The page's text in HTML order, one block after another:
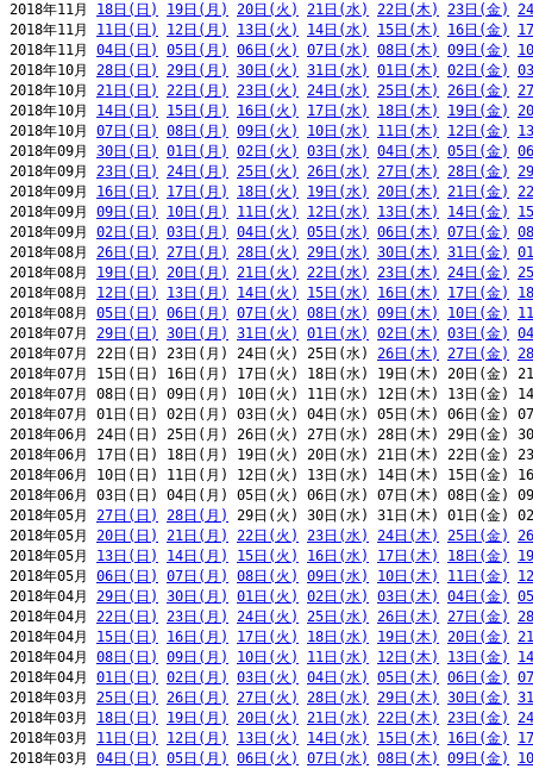
2018年11月 18日(日) 19日(月) 20日(火) 21日(水) 22日(木) 23日(金)
2018年11月 11日(日) 12日(月) 13日(火) 14日(水) 15日(木) 16日(金)
2018年11月 04日(日) 05日(月) 06日(火) 07日(水) 08日(木) 09日(金)
2018年10月 28日(日) 29日(月) 30日(火) 31日(水) 01日(木) 02日(金)
2018年10月 21日(日) 22日(月) 23日(火) 24日(水) 25日(木) 26日(金)
2018年10月 14日(日) 15日(月) 16日(火) 17日(水) 18日(木) 19日(金)
2018年10月 07日(日) 08日(月) 09日(火) 10日(水) 11日(木) 12日(金)
2018年09月 30日(日) 01日(月) 02日(火) 03日(水) 04日(木) 05日(金)
2018年09月 23日(日) 24日(月) 25日(火) 26日(水) 27日(木) 28日(金)
2018年09月 16日(日) 17日(月) 18日(火) 19日(水) 20日(木) 21日(金)
2018年09月 09日(日) 10日(月) 11日(火) 12日(水) 13日(木) 14日(金)
2018年09月 02日(日) 03日(月) 04日(火) 05日(水) 06日(木) 07日(金)
2018年08月 26日(日) 27日(月) 28日(火) 29日(水) 30日(木) 31日(金)
2018年08月 19日(日) 20日(月) 21日(火) 22日(水) 23日(木) 24日(金)
2018年08月 12日(日) 13日(月) 14日(火) 15日(水) 16日(木) 17日(金)
2018年08月 05日(日) 06日(月) 07日(火) 08日(水) 09日(木) 10日(金)
2018年07月 29日(日) 30日(月) 31日(火) 01日(水) 02日(木) 03日(金)
2018年07月 22日(日) 23日(月) 24日(火) 25日(水) 26日(木) 27日(金)
2018年07月 15日(日) 16日(月) 17日(火) 18日(水) 19日(木) 20日(金)
2018年07月 08日(日) 09日(月) 10日(火) 11日(水) 12日(木) 13日(金)
2018年07月 01日(日) 02日(月) 03日(火) 04日(水) 05日(木) 06日(金)
2018年06月 24日(日) 25日(月) 26日(火) 27日(水) 28日(木) 29日(金)
2018年06月 17日(日) 18日(月) 19日(火) 20日(水) 21日(木) 22日(金)
2018年06月 10日(日) 11日(月) 12日(火) 13日(水) 14日(木) 15日(金)
2018年06月 03日(日) 04日(月) 05日(火) 06日(水) 07日(木) 08日(金)
2018年05月 27日(日) 28日(月)
29日(火) 30日(水) 31日(木) 01日(金)
2018年05月 20日(日) 21日(月) 22日(火) 23日(水) 24日(木) 25日(金)
2018年05月 13日(日) 14日(月) 15日(火) 16日(水) 17日(木) 18日(金)
2018年05月 06日(日) 07日(月) 08日(火) 09日(水) 10日(木) 11日(金)
2018年04月 29日(日) 30日(月) 01日(火) 02日(水) 03日(木) 04日(金)
2018年04月 22日(日) 23日(月) 24日(火) 25日(水) 26日(木) 27日(金)
2018年04月 15日(日) 16日(月) 17日(火) 18日(水) 19日(木) 20日(金)
2018年04月 08日(日) 09日(月) 10日(火) 11日(水) 12日(木) 13日(金)
2018年04月 01日(日) 02日(月) 03日(火) 04日(水) 05日(木) 06日(金)
2018年03月 25日(日) 26日(月) 27日(火) 28日(水) 29日(木) 30日(金)
2018年03月 18日(日) 19日(月) 20日(火) 21日(水) 22日(木) 23日(金)
2018年03月 11日(日) 12日(月) 13日(火) 14日(水) 15日(木) 16日(金)
2018年03月 04日(日) 05日(月) 06日(火) 07日(水) 08日(木) 09日(金)